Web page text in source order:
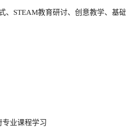
、STEAM教育研讨、创意教学、基础
专业课程学习